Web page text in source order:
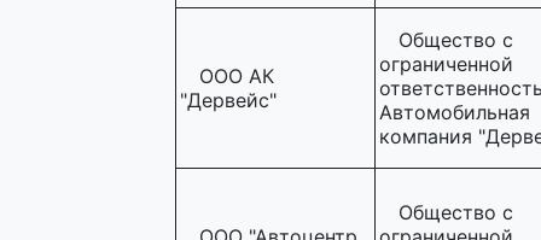
ООО АК
"Дервейс"
Общество с
ограниченной
Автомобильная
компания
Общество с